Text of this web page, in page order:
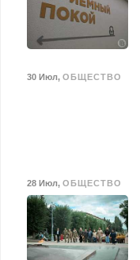
30 Июл, ОБЩЕСТВО
28 Июл, ОБЩЕСТВО